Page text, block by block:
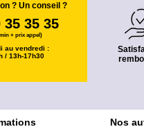
? Un conseil ?
35 35 35
+ prix appel)
au vendredi :
/ 13h-17h30
Nos